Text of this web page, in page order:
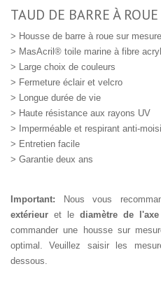
TAUD DE BARRE À ROUE
> Housse de barre à roue sur mesure
> MasAcril® toile marine à fibre
> Large choix de couleurs
> Fermeture éclair et velcro
> Longue durée de vie
> Haute résistance aux rayons UV
> Imperméable et respirant anti-
> Entretien facile
> Garantie deux ans
Important: Nous vous
extérieur et le diamètre de l'axe
commander une housse sur
optimal. Veuillez saisir les
dessous.